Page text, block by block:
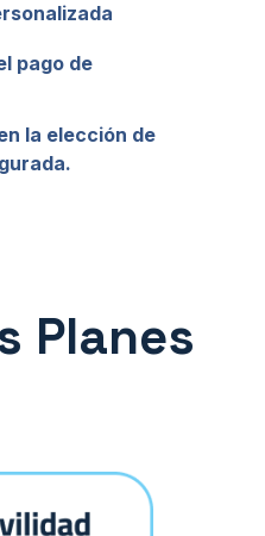
pago de
la elección de
Planes